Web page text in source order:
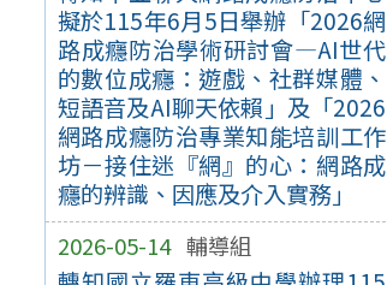
擬於115年6月5日舉辦「2026網
路成癮防治學術研討會—AI世代
的數位成癮：遊戲、社群媒體、
短語音及AI聊天依賴」及「2026
網路成癮防治專業知能培訓工作
坊－接住迷『網』的心：網路成
癮的辨識、因應及介入實務」
2026-05-14 輔導組